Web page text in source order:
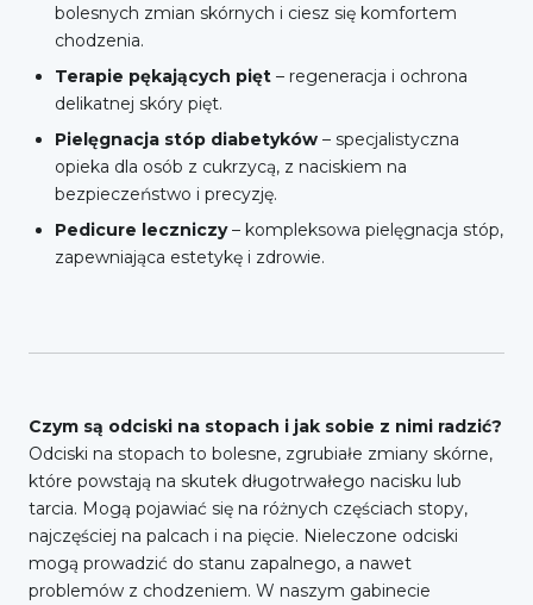
bolesnych zmian skórnych i ciesz się komfortem
chodzenia.
Terapie pękających pięt – regeneracja i ochrona
delikatnej skóry pięt.
Pielęgnacja stóp diabetyków – specjalistyczna
opieka dla osób z cukrzycą, z naciskiem na
bezpieczeństwo i precyzję.
Pedicure leczniczy– kompleksowa pielęgnacja stóp,
zapewniająca estetykę i zdrowie.
Czym są odciski na stopach i jak sobie z nimi radzić?
Odciski na stopach to bolesne, zgrubiałe zmiany skórne,
które powstają na skutek długotrwałego nacisku lub
tarcia. Mogą pojawiać się na różnych częściach stopy,
najczęściej na palcach i na pięcie. Nieleczone odciski
mogą prowadzić do stanu zapalnego, a nawet
problemów z chodzeniem. W naszym gabinecie